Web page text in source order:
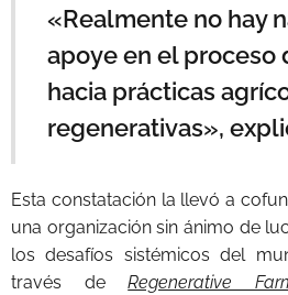
«Realmente no hay
apoye en el proceso
hacia prácticas
regenerativas»,
Esta constatación la llevó a
una organización sin ánimo de
los desafíos sistémicos del
través deRegenerative